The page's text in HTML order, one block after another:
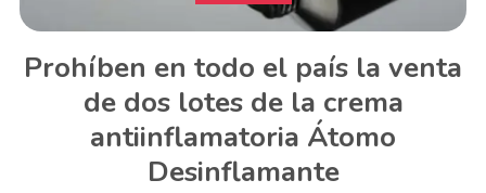
Prohíben en todo el país la venta
de dos lotes de la crema
antiinflamatoria Átomo
Desinflamante